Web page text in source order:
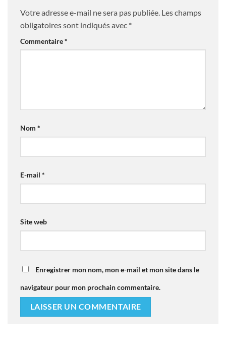
Votre adresse e-mail ne sera pas publiée. Les champs
obligatoires sont indiqués avec *
Commentaire*
Nom *
E-mail *
Site web
Enregistrer mon nom, mon e-mail et mon site dans le
navigateur pour mon prochain commentaire.